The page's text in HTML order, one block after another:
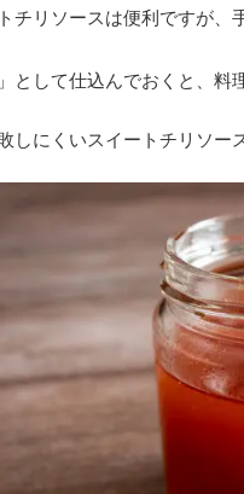
チリソースは便利ですが、
として仕込んでおくと、料
しにくいスイートチリソー